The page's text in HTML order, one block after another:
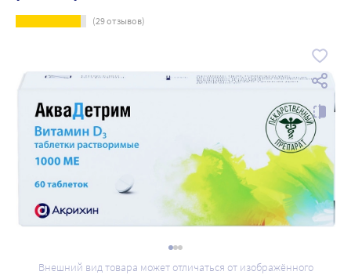
(29отзывов)
Внешний вид товара может отличаться от изображённого